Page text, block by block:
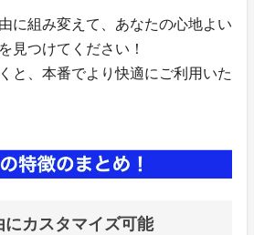
に組み変えて、あなたの心地よい
見つけてください！
と、本番でより快適にご利用いた
カスタマイズ可能